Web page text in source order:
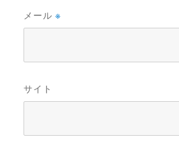
メール※
サイト